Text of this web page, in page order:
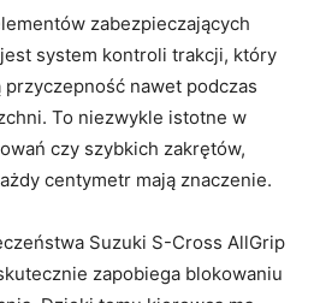
zabezpieczających
system kontroli trakcji, ‌który
przyczepność nawet podczas
To niezwykle istotne w
czy szybkich zakrętów,
centymetr mają znaczenie.
Suzuki S-Cross AllGrip
zapobiega blokowaniu